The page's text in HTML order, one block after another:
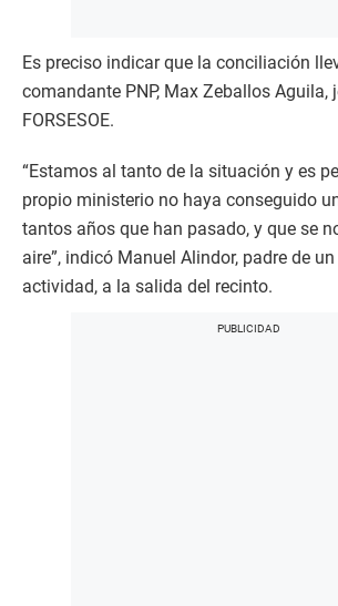
Es preciso indicar que la conciliación
comandante PNP, Max Zeballos Aguila,
FORSESOE.
“Estamos al tanto de la situación y es
propio ministerio no haya conseguido
tantos años que han pasado, y que se
aire”, indicó Manuel Alindor, padre de
actividad, a la salida del recinto.